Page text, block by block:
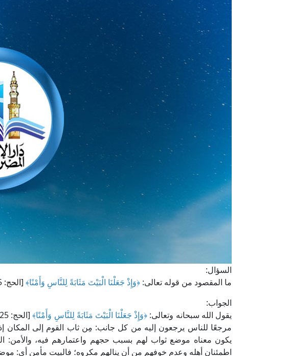
السؤال:
ما المقصود من قوله تعالى: ﴿وَإِذْ جَعَلْنَا الْبَيْتَ مَثَابَةً لِلنَّاسِ وَأَمْنًا﴾ [الحج: 125]؟
الجواب:
يقول الله سبحانه وتعالى: ﴿وَإِذْ جَعَلْنَا الْبَيْتَ مَثَابَةً لِلنَّاسِ وَأَمْنًا﴾
مرجعًا للناس يرجعون إليه من كل جانب: مِن ثاب القوم إلى المكان
يكون معناه موضع ثواب لهم بسبب حجهم واعتمارهم فيه، والأمن:
اطمئنان أهله وعدم خوفهم من أن ينالهم مكروه؛ فالبيت مأمن أي: